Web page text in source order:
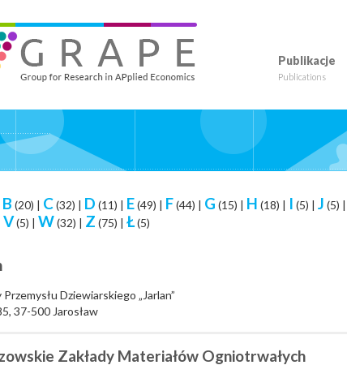
APplied Economics
Publikacje
Publications
B (20) | C(32) | D (11) | E(49) | F(44) | G (15) | H (18) | I (5) | J (5) |
V(5) | W(32) | Z (75) | Ł(5)
Przemysłu Dziewiarskiego „Jarlan”
37-500 Jarosław
Zakłady Materiałów Ogniotrwałych